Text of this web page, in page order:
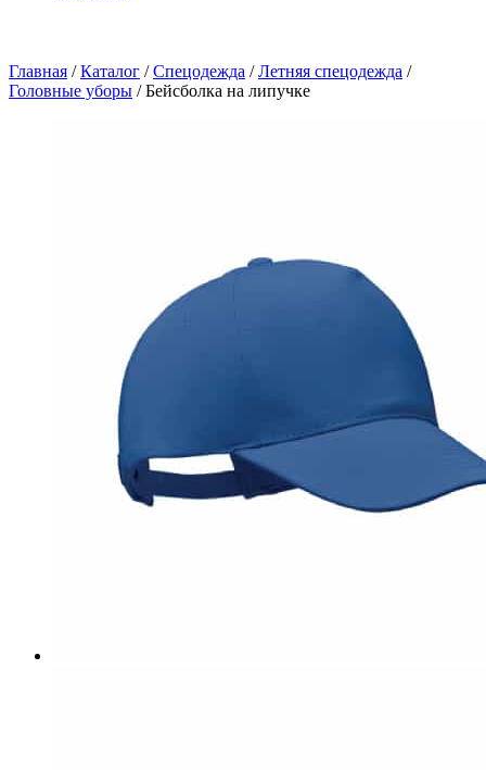
Главная / Каталог / Спецодежда / Летняя спецодежда /
Головные уборы / Бейсболка на липучке